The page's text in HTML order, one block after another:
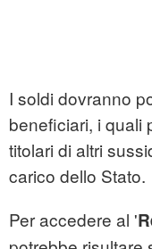
I soldi dovranno
beneficiari, i quali
titolari di altri
carico dello Stato.
Per accedere al '